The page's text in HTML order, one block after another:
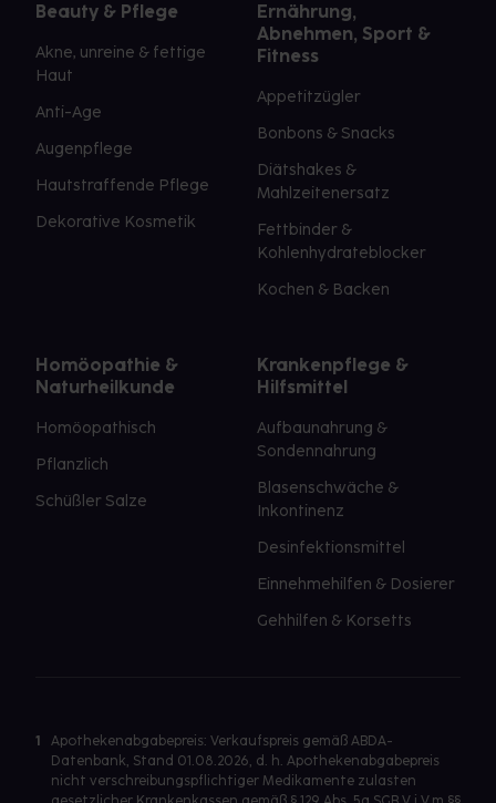
Beauty & Pflege
Akne, unreine & fettige
Haut
Anti-Age
Augenpflege
Hautstraffende Pflege
Dekorative Kosmetik
Ernährung,
Abnehmen, Sport &
Fitness
Appetitzügler
Bonbons & Snacks
Diätshakes &
Mahlzeitenersatz
Fettbinder &
Kohlenhydrateblocker
Kochen & Backen
Homöopathie &
Naturheilkunde
Homöopathisch
Pflanzlich
Schüßler Salze
Krankenpflege &
Hilfsmittel
Aufbaunahrung &
Sondennahrung
Blasenschwäche &
Inkontinenz
Desinfektionsmittel
Einnehmehilfen & Dosierer
Gehhilfen & Korsetts
1
Apothekenabgabepreis: Verkaufspreis gemäß ABDA-
Datenbank, Stand 01.08.2026, d. h. Apothekenabgabepreis
nicht verschreibungspflichtiger Medikamente zulasten